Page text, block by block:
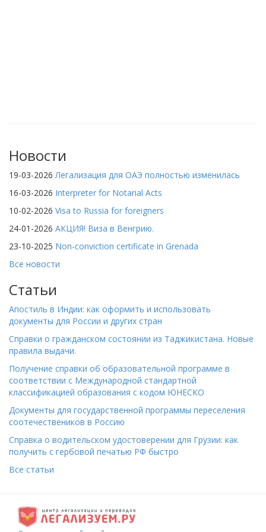
Новости
19-03-2026 Легализация для ОАЭ полностью изменилась
16-03-2026 Interpreter for Notarial Acts
10-02-2026 Visa to Russia for foreigners
24-01-2026 АКЦИЯ! Виза в Венгрию.
23-10-2025 Non-conviction certificate in Grenada
Все новости
Статьи
Апостиль в Индии: как оформить и использовать
документы для России и других стран
Справки о гражданском состоянии из Таджикистана. Новые
правила выдачи.
Получение справки об образовательной программе в
соответствии с Международной стандартной
классификацией образования с кодом ЮНЕСКО
Документы для государственной программы переселения
соотечествеников в Россию
Справка о водительском удостоверении для Грузии: как
получить с гербовой печатью РФ быстро
Все статьи